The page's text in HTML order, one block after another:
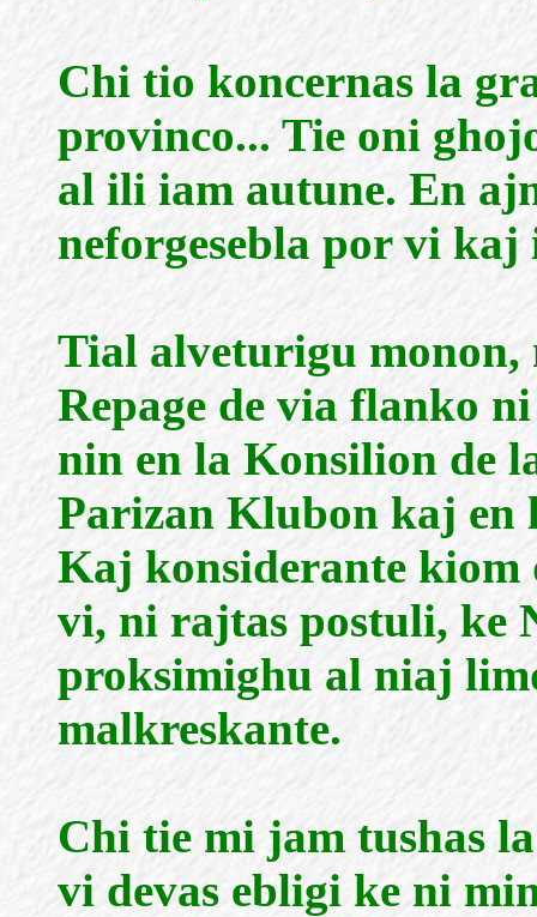
Chi tio koncernas la
provinco... Tie oni
al ili iam autune. En
neforgesebla por vi
Tial alveturigu
Repage de via flanko
nin en la Konsilion de
Parizan Klubon kaj en
Kaj konsiderante kiom
vi, ni rajtas postuli, ke
proksimighu al niaj
malkreskante.
Chi tie mi jam tushas
vi devas ebligi ke ni